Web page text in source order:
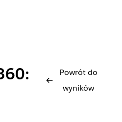
Powrót do
wyników